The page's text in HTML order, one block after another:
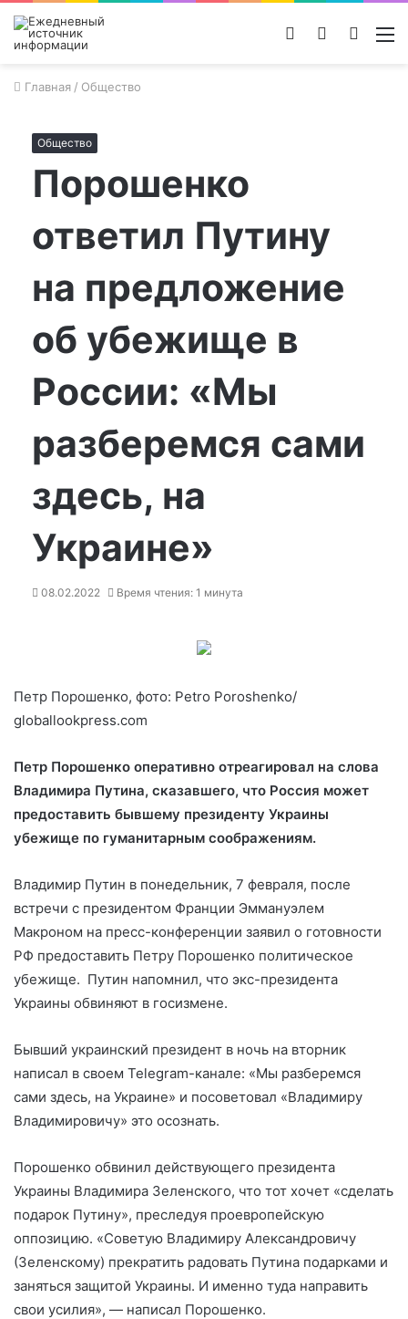
Поиск
Switch
Войти
Главная / Общество
Общество
Порошенко
ответил Путину
на предложение
об убежище в
России: «Мы
разберемся сами
здесь, на
Украине»
08.02.2022 Время чтения: 1 минута
Петр Порошенко, фото: Petro Poroshenko/
globallookpress.com
Петр Порошенко оперативно отреагировал на слова
Владимира Путина, сказавшего, что Россия может
предоставить бывшему президенту Украины
убежище по гуманитарным соображениям.
Владимир Путин в понедельник, 7 февраля, после
встречи с президентом Франции Эммануэлем
Макроном на пресс-конференции заявил о готовности
РФ предоставить Петру Порошенко политическое
убежище. Путин напомнил, что экс-президента
Украины обвиняют в госизмене.
Бывший украинский президент в ночь на вторник
написал в своем Telegram-канале: «Мы разберемся
сами здесь, на Украине» и посоветовал «Владимиру
Владимировичу» это осознать.
Порошенко обвинил действующего президента
Украины Владимира Зеленского, что тот хочет «сделать
подарок Путину», преследуя проевропейскую
оппозицию. «Советую Владимиру Александровичу
(Зеленскому) прекратить радовать Путина подарками и
заняться защитой Украины. И именно туда направить
свои усилия», — написал Порошенко.